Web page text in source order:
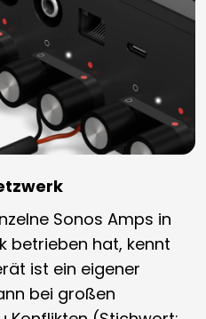
Sonos Amps in
betrieben hat, kennt
ist ein eigener
bei großen